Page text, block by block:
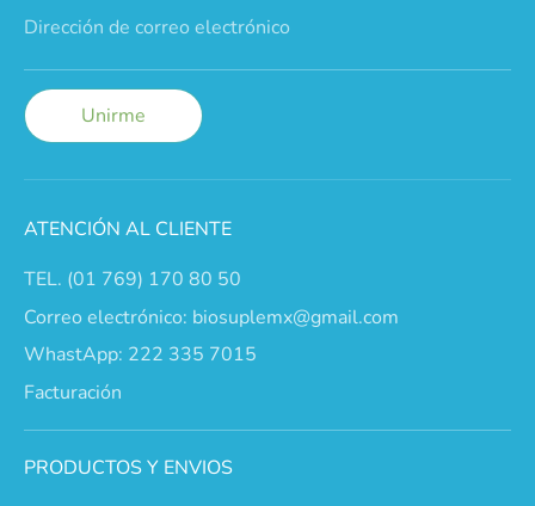
Dirección de correo electrónico
Unirme
ATENCIÓN AL CLIENTE
TEL. (01 769) 170 80 50
Correo electrónico: biosuplemx@gmail.com
WhastApp: 222 335 7015
Facturación
PRODUCTOS Y ENVIOS